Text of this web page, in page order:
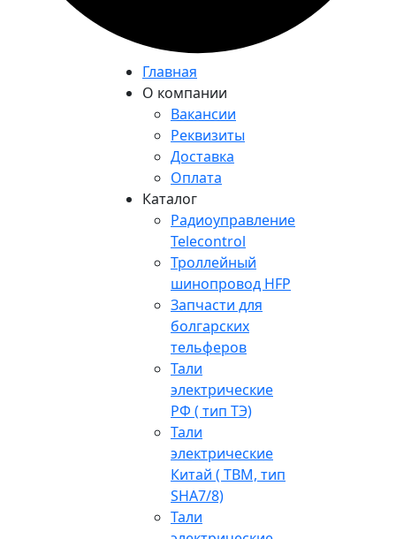
Главная
О компании
Вакансии
Реквизиты
Доставка
Оплата
Каталог
Радиоуправление
Telecontrol
Троллейный
шинопровод HFP
Запчасти для
болгарских
тельферов
Тали
электрические
РФ ( тип ТЭ)
Тали
электрические
Китай ( TBM, тип
SHA7/8)
Тали